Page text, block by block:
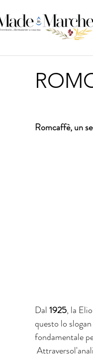
Romcaffè, un
Dal 1925, la
questo lo
fondamentale